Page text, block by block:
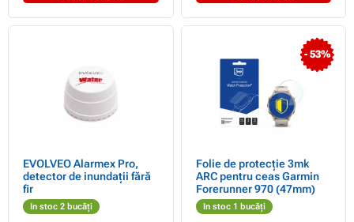
EVOLVEO Alarmex Pro,
detector de inundații fără
fir
In stoc 2 bucăți
- 53%
Folie de protecție 3mk
ARC pentru ceas Garmin
Forerunner 970 (47mm)
In stoc 1 bucăți